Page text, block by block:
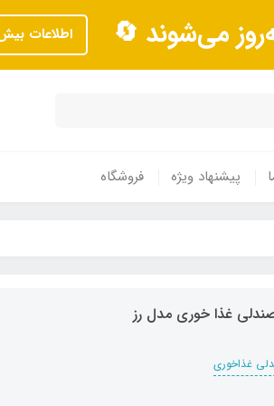
می‌شوند 🔄 اطلاعات
پیشنهاد ویژه فروشگاه
غذا خوری مدل رز
غذاخوری